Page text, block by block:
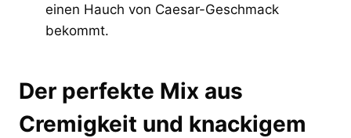
einen Hauch von Caesar-Geschmack
bekommt.
Der perfekte Mix aus
Cremigkeit und knackigem